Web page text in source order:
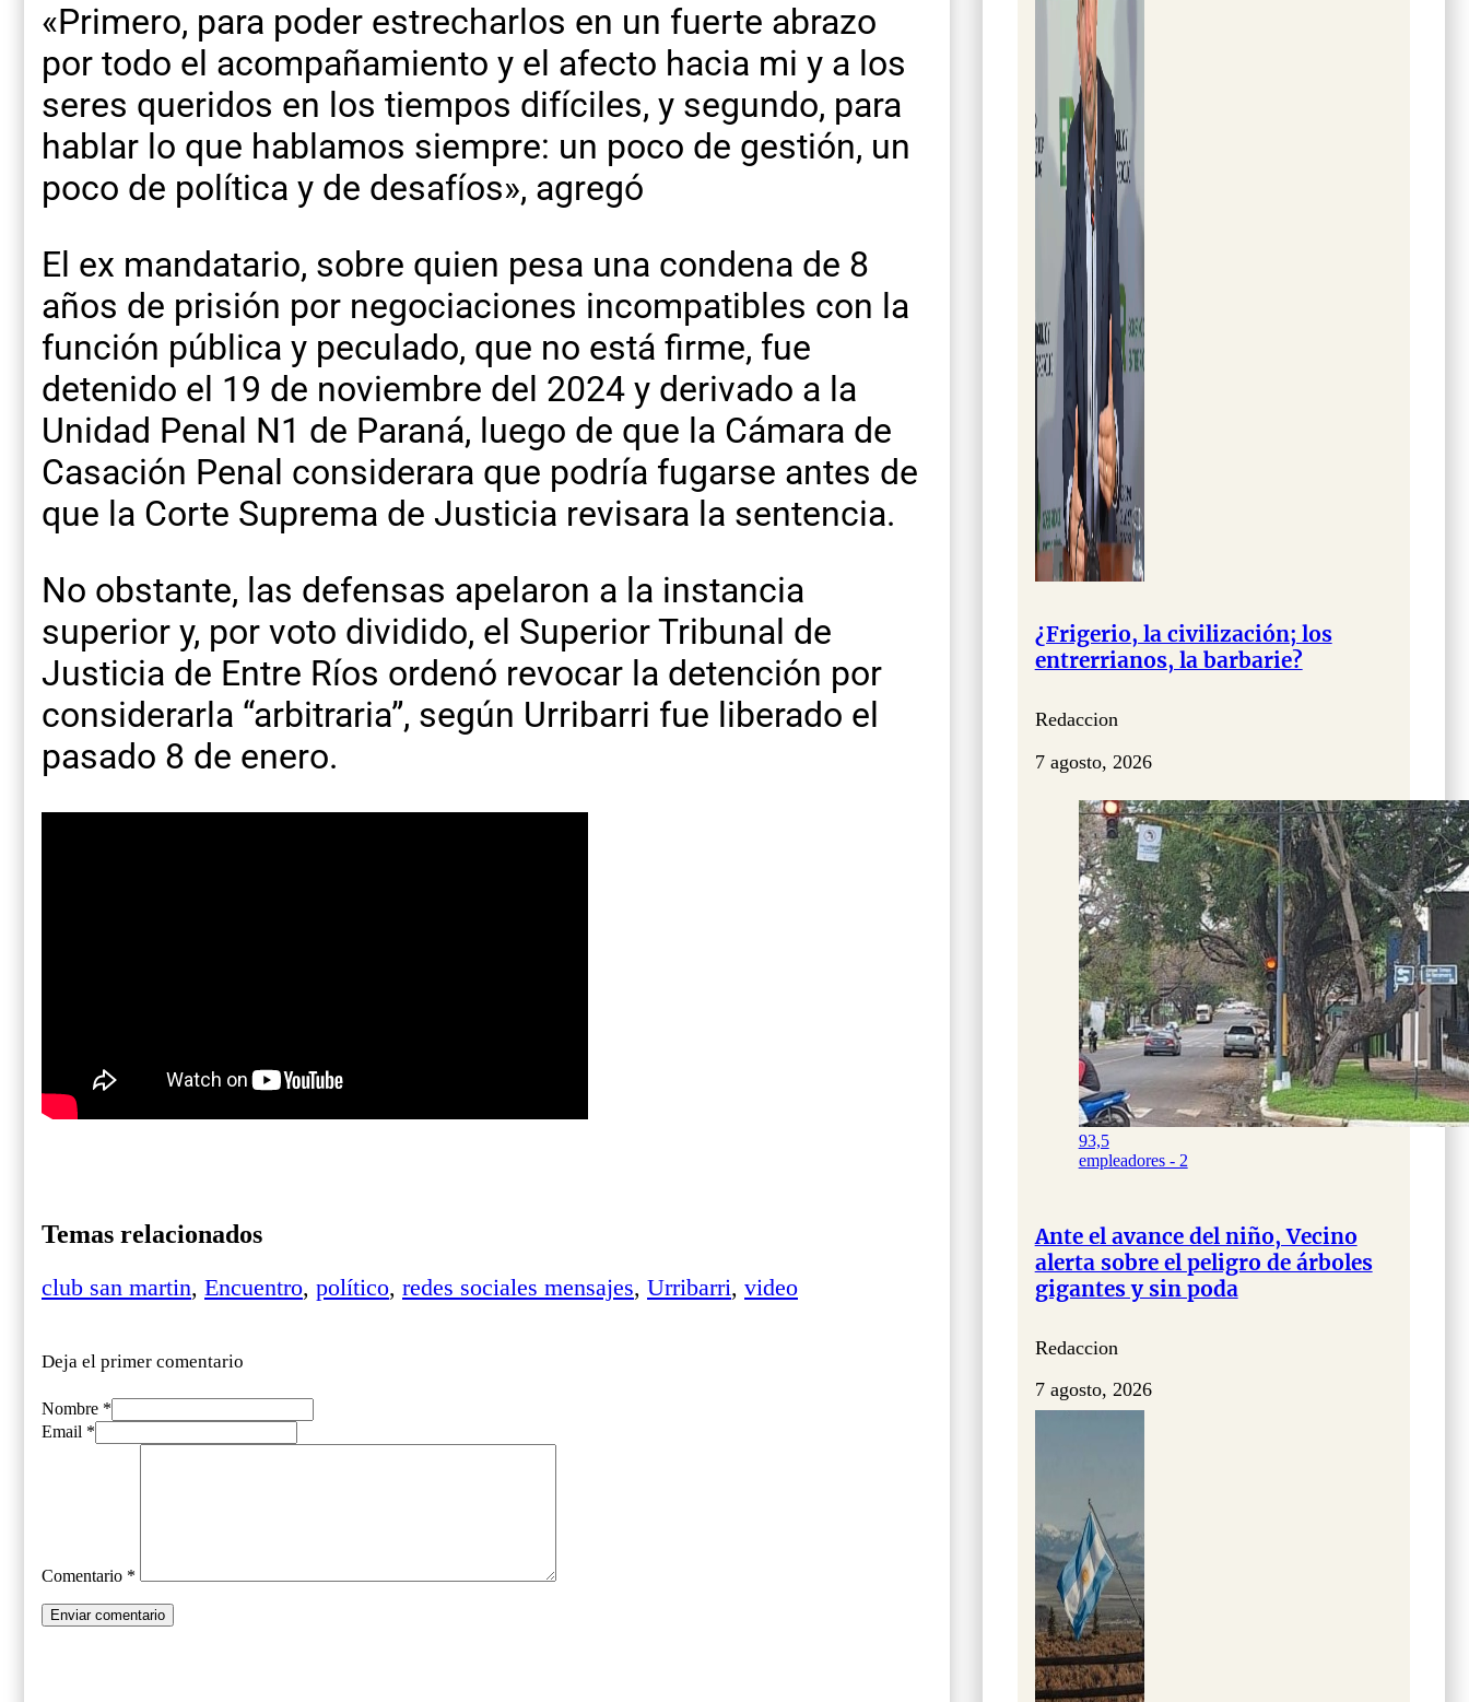
«Primero, para poder estrecharlos en un fuerte abrazo
por todo el acompañamiento y el afecto hacia mi y a los
seres queridos en los tiempos difíciles, y segundo, para
hablar lo que hablamos siempre: un poco de gestión, un
poco de política y de desafíos», agregó
El ex mandatario, sobre quien pesa una condena de 8
años de prisión por negociaciones incompatibles con la
función pública y peculado, que no está firme, fue
detenido el 19 de noviembre del 2024 y derivado a la
Unidad Penal N1 de Paraná, luego de que la Cámara de
Casación Penal considerara que podría fugarse antes de
que la Corte Suprema de Justicia revisara la sentencia.
No obstante, las defensas apelaron a la instancia
superior y, por voto dividido, el Superior Tribunal de
Justicia de Entre Ríos ordenó revocar la detención por
considerarla “arbitraria”, según Urribarri fue liberado el
pasado 8 de enero.
Temas relacionados
club san martin, Encuentro, político, redes sociales mensajes, Urribarri, video
Deja el primer comentario
Nombre *
Email *
Comentario *
¿Frigerio, la civilización; los
entrerrianos, la barbarie?
Redaccion
7 agosto, 2026
93,5
empleadores - 2
Ante el avance del niño, Vecino
alerta sobre el peligro de árboles
gigantes y sin poda
Redaccion
7 agosto, 2026